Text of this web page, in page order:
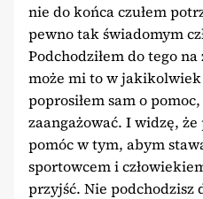
nie do końca czułem
pewno tak świadomym
Podchodziłem do tego
może mi to w jakikolwiek
poprosiłem sam o
zaangażować. I widzę,
pomóc w tym, abym
sportowcem i
przyjść. Nie podchodzisz